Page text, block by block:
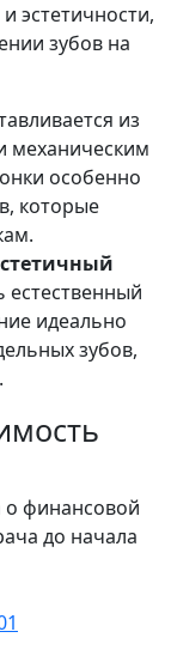
эстетичности,
зубов на
из
механическим
особенно
которые
естественный
идеально
зубов,
финансовой
до начала